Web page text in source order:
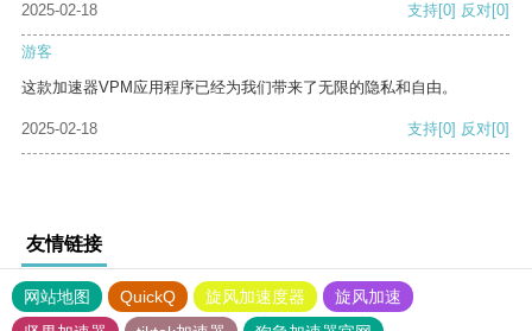
2025-02-18
支持[0] 反对[0]
游客
这款加速器VPM应用程序已经为我们带来了无限的隐私和自由。
2025-02-18 支持[0] 反对[0]
友情链接
网站地图 QuickQ 旋风加速度器
旋风加速